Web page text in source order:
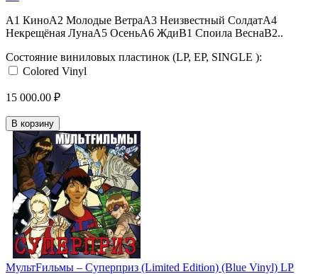
A1 КиноA2 Молодые ВетраA3 Неизвестный СолдатA4
Некрещёная ЛунаA5 ОсеньA6 ЖдиB1 Споила ВеснаB2..
Состояние виниловых пластинок (LP, EP, SINGLE ):
Colored Vinyl
15 000.00 ₽
В корзину
МультFильмы – Суперприз (Limited Edition) (Blue Vinyl) LP